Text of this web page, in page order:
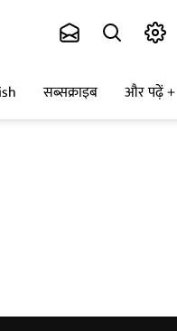
सब्सक्राइब और पढ़ें